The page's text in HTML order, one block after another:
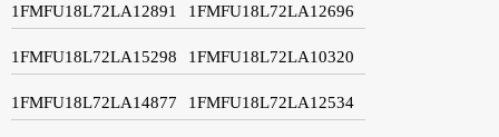
1FMFU18L72LA12891 1FMFU18L72LA12696
1FMFU18L72LA15298 1FMFU18L72LA10320
1FMFU18L72LA14877 1FMFU18L72LA12534